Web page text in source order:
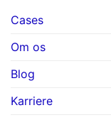
Cases
Om os
Blog
Karriere